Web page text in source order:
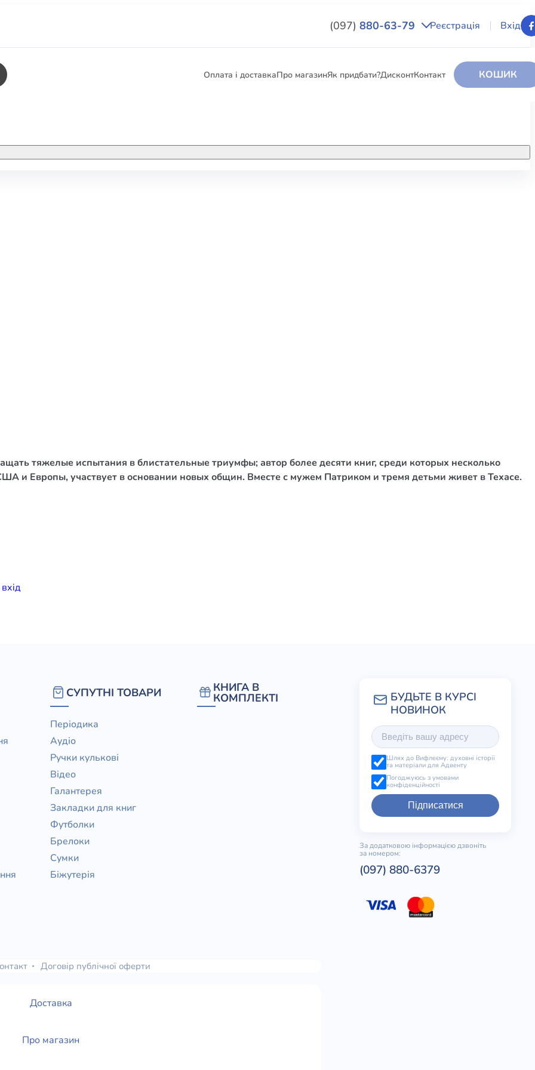
(097) 880-63-79 Реєстрація Вхід
Оплата і доставкаПро магазинЯк придбати?ДисконтКонтакт КОШИК
література
ЕЛЕКТРОННІ КНИГИ
тяжелые испытания в блистательные триумфы; автор более десяти книг, среди которых несколько
и Европы, участвует в основании новых общин. Вместе с мужем Патриком и тремя детьми живет в Техасе.
вхiд
СУПУТНІ ТОВАРИ
Періодика
Аудіо
Ручки кулькові
Відео
Галантерея
Закладки для книг
Футболки
Брелоки
Сумки
Біжутерія
КНИГА В
КОМПЛЕКТІ
Шлях до Вифлеєму: духовні історії
та матеріали для Адвенту
Погоджуюсь з умовами
конфіденційності
Підписатися
За додатковою інформацією дзвоніть
за номером:
(097) 880-6379
Договір публічної оферти
Доставка
Про магазин